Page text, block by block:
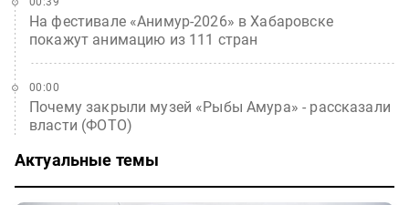
На фестивале «Анимур-2026» в Хабаровске
покажут анимацию из 111 стран
Почему закрыли музей «Рыбы Амура» - рассказали
власти (ФОТО)
00:00
Актуальные темы